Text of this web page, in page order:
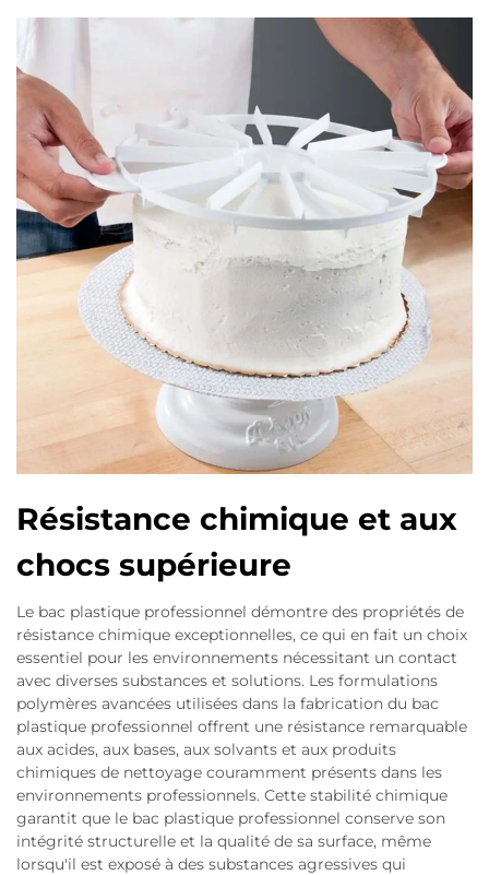
Résistance chimique et aux
chocs supérieure
Le bac plastique professionnel démontre des propriétés de
résistance chimique exceptionnelles, ce qui en fait un choix
essentiel pour les environnements nécessitant un contact
avec diverses substances et solutions. Les formulations
polymères avancées utilisées dans la fabrication du bac
plastique professionnel offrent une résistance remarquable
aux acides, aux bases, aux solvants et aux produits
chimiques de nettoyage couramment présents dans les
environnements professionnels. Cette stabilité chimique
garantit que le bac plastique professionnel conserve son
intégrité structurelle et la qualité de sa surface, même
lorsqu'il est exposé à des substances agressives qui